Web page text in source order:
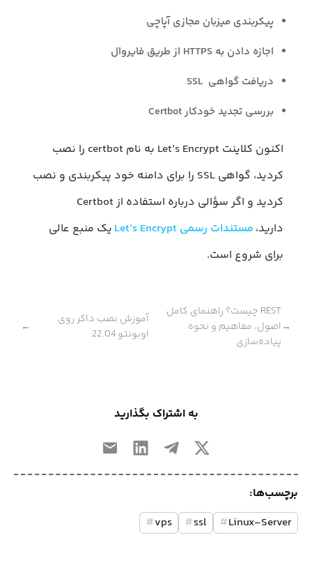
پیکربندی میزبان مجازی آپاچی
اجازه دادن به HTTPS از طریق فایروال
دریافت گواهی SSL
بررسی تجدید خودکار Certbot
اکنون کلاینت Let’s Encrypt به نام certbot را نصب
کردید، گواهی SSL را برای دامنه خود پیکربندی و نصب
کردید و اگر سؤالی درباره استفاده از Certbot
دارید، مستندات رسمی Let’s Encrypt
یک منبع عالی
برای شروع است.
→
REST چیست؟ راهنمای کامل
اصول، مفاهیم و نحوه
پیاده‌سازی
آموزش نصب داکر روی
اوبونتو 22.04
←
به اشتراک بگذارید
برچسب‌ها:
Linux-Server
#
ssl
#
vps
#